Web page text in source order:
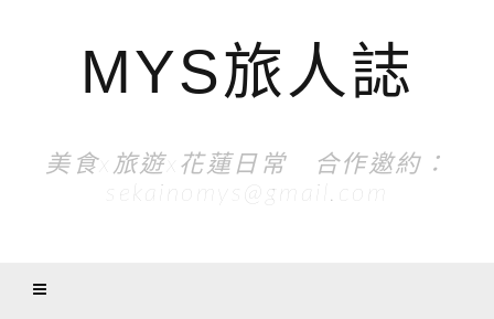
MYS旅人誌
美食x旅遊x花蓮日常 合作邀約：
sekainomys@gmail.com